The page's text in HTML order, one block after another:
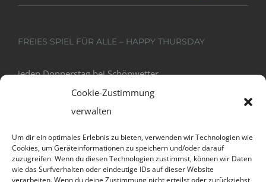
Cookie-Zustimmung
verwalten
Um dir ein optimales Erlebnis zu bieten, verwenden wir Technologien wie
Cookies, um Geräteinformationen zu speichern und/oder darauf
zuzugreifen. Wenn du diesen Technologien zustimmst, können wir Daten
wie das Surfverhalten oder eindeutige IDs auf dieser Website
verarbeiten. Wenn du deine Zustimmung nicht erteilst oder zurückziehst,
FREIES SPIEL FÜR ALLE – HAPPY THURSDAY
jeden Donnerstag bei Schönwetter
18:00 - 20:00